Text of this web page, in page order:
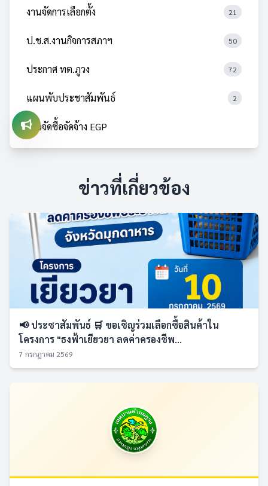
งานจัดการเลือกตั้ง 21
ป.ช.ส.งานกิจการสภาฯ 50
ประกาศ ทต.ภูวง 72
แผนพับประชาสัมพันธ์ 2
ข่าวจัดซื้อจัดจ้าง EGP
ข่าวที่เกี่ยวข้อง
📢 ประชาสัมพันธ์ 🛒 ขอเชิญร่วมเลือกซื้อสินค้าใน
โครงการ "ธงฟ้าเยียวยา ลดค่าครองชีพ...
7 กรกฎาคม 2569